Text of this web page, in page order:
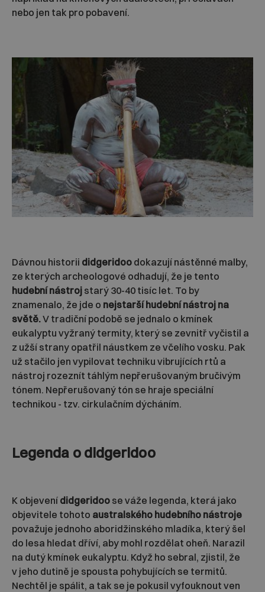
nebo jen tak pro pobavení.
Dávnou historii didgeridoo dokazují nástěnné malby,
ze kterých archeologové odhadují, že je tento
hudební nástroj starý 30-40 tisíc let. To by
znamenalo, že jde o nejstarší hudební nástroj na
světě.V tradiční podobě se jednalo o kmínek
eukalyptu vyžraný termity, který se zevnitř vyčistil a
z užší strany opatřil náustkem ze včelího vosku. Pak
už stačilo jen vypilovat techniku vibrujících rtů a
nástroj rozeznít táhlým nepřerušovaným bručivým
tónem. Nepřerušovaný tón se hraje speciální
technikou - tzv. cirkulačním dýcháním.
Legenda o didgeridoo
K objevení didgeridoo se váže legenda, která jako
objevitele tohoto australského hudebního nástroje
považuje jednoho aboridžinského mladíka, který šel
do lesa hledat dříví, aby mohl rozdělat oheň. Narazil
na dutý kmínek eukalyptu. Když ho sebral, zjistil, že
v jeho dutině je spousta pohybujících se termitů.
Nechtěl je spálit, a tak se je pokusil vyfouknout ven